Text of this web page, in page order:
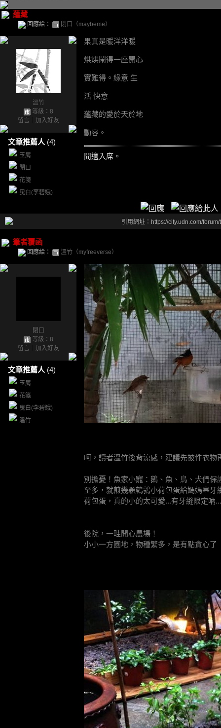
蘊藏
回應給： 閉口（maybeme）
溫竹
等級：8
留言
加入好友
文章推薦人 (4)
玉屑
閉口
花箋
曳白(李碧娥)
果真是暖洋洋暖
烘烘鬧得一座開心
實難得。綠意 生
活 快意
蘊藏的愛於天於地
動容。
閒適入席。
引用網址：https://city.udn.com/
筆者覆函
回應給： 溫竹（myfreeverse）
閉口
等級：8
留言
加入好友
文章推薦人 (4)
玉屑
花箋
曳白(李碧娥)
溫竹
呵，讀者溫竹後背涼感，建議先披件衣物
別擔憂！魚家小寵：鵝、魚、鳥、犬們保
至多，就煎幾顆鵪鶉小荷包蛋給媽媽塞牙
荷包蛋，真的小的太可愛...有牙縫限定吶
後院，一畦開心農場！
小小一方園地，物種繁多，是有點貪心了